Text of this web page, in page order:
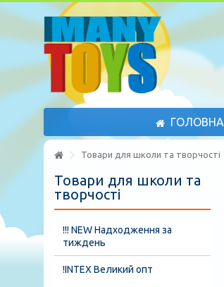
ГОЛОВНА
Товари для школи та творчості
Товари для школи та
творчості
!!! NEW Надходження за
тиждень
!INTEX Великий опт